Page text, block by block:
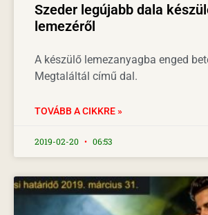
Szeder legújabb dala
lemezéről
A készülő lemezanyagba enged
Megtaláltál című dal.
TOVÁBB A CIKKRE »
2019-02-20 06:53